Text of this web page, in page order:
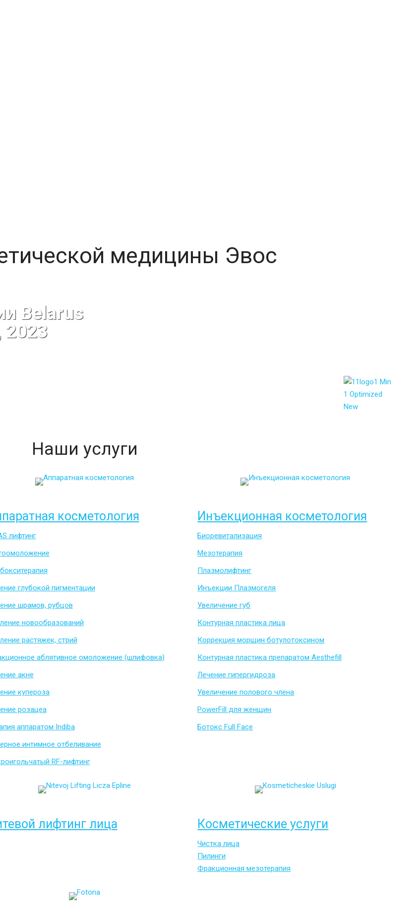
медицины Эвос
Belarus
2023
Наши услуги
косметология
лифтинг
глубокой пигментации
шрамов, рубцов
новообразований
растяжек, стрий
аблятивное омоложение (шлифовка)
акне
купероза
розацеа
аппаратом Indiba
интимное отбеливание
RF-лифтинг
Инъекционная косметология
Биоревитализация
Мезотерапия
Плазмолифтинг
Инъекции Плазмогеля
Увеличение губ
Контурная пластика лица
Коррекция морщин ботулотоксином
Контурная пластика препаратом Aesthefill
Лечение гипергидроза
Увеличение полового члена
PowerFill для женщин
Ботокс Full Face
лифтинг лица Косметические услуги
Чистка лица
Пилинги
Фракционная мезотерапия